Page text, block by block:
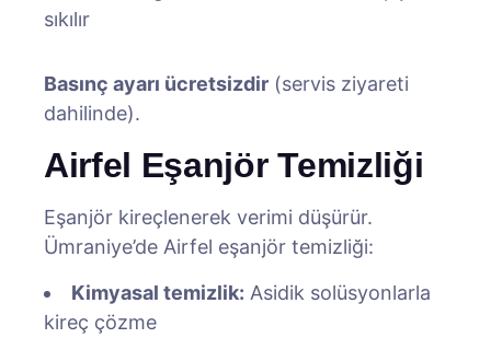
sıkılır
Basınç ayarı ücretsizdir (servis ziyareti
dahilinde).
Airfel Eşanjör Temizliği
Eşanjör kireçlenerek verimi düşürür.
Ümraniye’de Airfel eşanjör temizliği:
Kimyasal temizlik: Asidik solüsyonlarla
kireç çözme